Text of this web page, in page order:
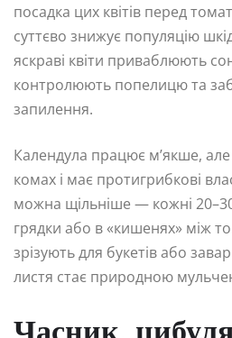
посадка цих квітів перед
суттєво знижує популяцію
яскраві квіти приваблюють
контролюють попелицю та
запилення.
Календула працює м’якше, але
комах і має протигрибкові
можна щільніше — кожні
грядки або в «кишенях» між
зрізують для букетів або
листя стає природною